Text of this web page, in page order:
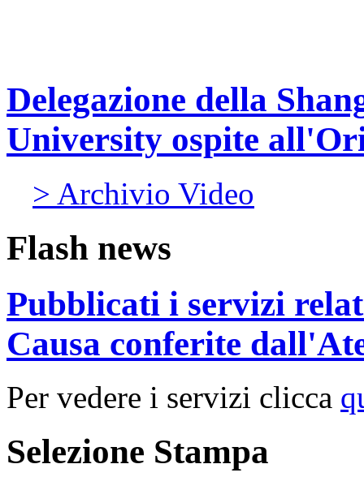
Delegazione della
University ospite
> Archivio Video
Flash news
Pubblicati i servizi
Causa conferite
Per vedere i servizi clicca
Selezione Stampa